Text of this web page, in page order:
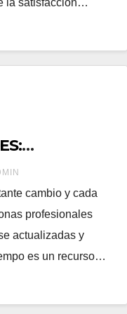
EN
cambio y cada
profesionales
actualizadas y
es un recurso…